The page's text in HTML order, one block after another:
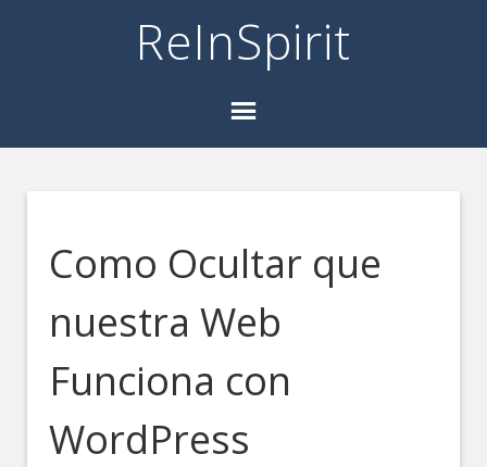
ReInSpirit
Como Ocultar que
nuestra Web
Funciona con
WordPress